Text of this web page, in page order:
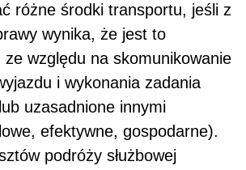
różne środki transportu, jeśli z
wynika, że jest to
ze względu na skomunikowanie
i wykonania zadania
uzasadnione innymi
efektywne, gospodarne).
podróży służbowej